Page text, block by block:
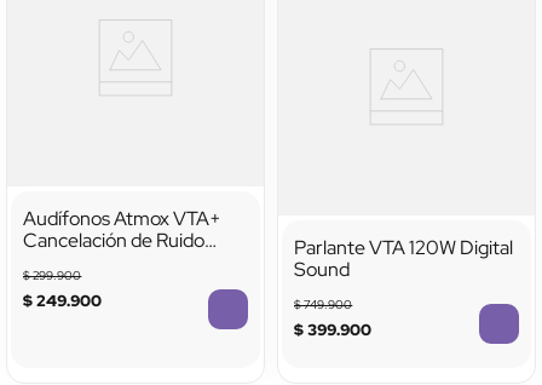
Audífonos Atmox VTA+
Cancelación de Ruido
$299.900
$249.900
Parlante VTA 120W Digital
Sound
$749.900
$399.900